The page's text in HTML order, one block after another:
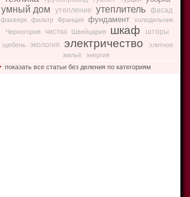
умный дом утепление утеплитель фасад
фахверк фильтр Франция фундамент
холодильник
Черногория
чистка Швейцария шкаф шторы
щебень экология электричество
элитное
жильё
энергия
показать все статьи без деления по категориям